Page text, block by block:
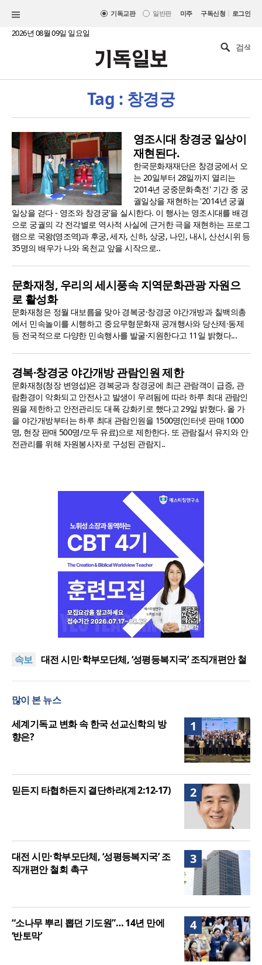
기독교판 일반판 미주 구독신청 | 로그인
2026년 08월 09일 일요일
Tag : 창경궁
영조시대 창경궁 일상이
재현된다.
한국문화재재단은 창경궁에서 오
는 20일부터 28일까지 열리는
'2014년 궁중문화축전' 기간 중 궁
궐일상을 재현하는 '2014년 궁궐
일상을 걷다 - 영조와 창경궁'을 실시한다. 이 행사는 영조시대를 배경
으로 궁궐의 각 전각별로 역사적 사실에 근거한 극을 재현하는 프로그
램으로 국왕(영조역)과 후궁, 세자, 신하, 상궁, 나인, 내시, 산선시위 등
35명의 배우가 나와 옥천교 앞을 시작으로..
문화재청, 우리의 세시풍속 지역문화관광 자원으
로 활성화
문화재청은 정월 대보름을 맞아 경복궁·창경궁 야간개방과 칠백의총
에서 민속놀이를 시행하고 중요무형문화재 공개행사와 당산제·동제
등 전국적으로 다양한 민속행사를 발굴·지원한다고 11일 밝혔다...
경복·창경궁 야간개방 관람인원 제한
문화재청(청장 변영섭)은 경복궁과 창경궁에 최근 관람객이 급증, 관
람환경이 악화되고 안전사고 발생이 우려됨에 따라 하루 최대 관람인
원을 제한하고 안전관리도 대폭 강화키로 했다고 29일 밝혔다. 올 가
을 야간개방부터는 하루 최대 관람인원을 1500명(인터넷 판매 1000
명, 현장 판매 500명/모두 유료)으로 제한한다. 또 관람질서 유지와 안
전관리를 위해 자원봉사자로 구성된 관람지..
속보
한남대·KAIST, 세계적 광자·전자기학 국제학술대회
대전 시민·학부모단체, ‘성평등복지국’ 조직개편안 철
‘포항집’ 발간
한남대·KAIST, 세계적 광자·전자기학 국제학술대회
많이 본 뉴스
1
세계기독교 변화 속 한국 선교신학의 방
향은?
2
믿든지 타협하든지 결단하라(계 2:12-17)
3
대전 시민·학부모단체, ‘성평등복지국’ 조
직개편안 철회 촉구
4
“소나무 뿌리 뽑던 기도원”… 14년 만에
‘반토막’